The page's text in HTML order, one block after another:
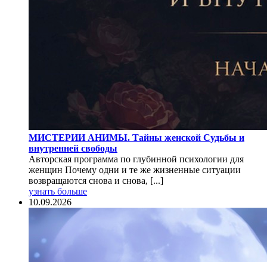
МИСТЕРИИ АНИМЫ. Тайны женской Судьбы и
внутренней свободы
Авторская программа по глубинной психологии для
женщин Почему одни и те же жизненные ситуации
возвращаются снова и снова, [...]
узнать больше
10.09.2026